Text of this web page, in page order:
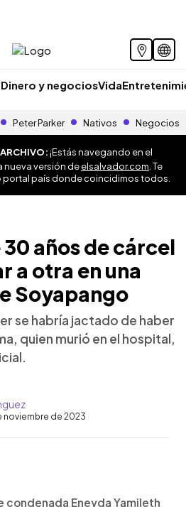
Dinero y negociosVida
Peter Parker Nativos Negocios
¡Estás navegando en el
nueva versión deelsalvador.com . Te
portal país donde coincidimos todos.
años de cárcel
a otra en una
Soyapango
se habría jactado de haber
quien murió en el hospital,
noviembre de 2023
condenada Eneyda Yamileth